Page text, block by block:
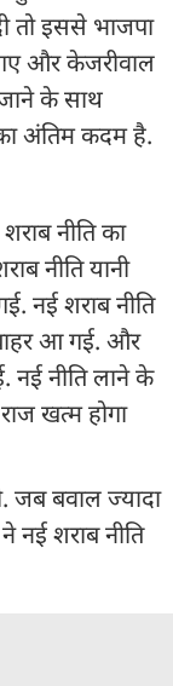
तो इससे भाजपा
और केजरीवाल
के साथ
अंतिम कदम है.
नीति का
नीति यानी
नई शराब नीति
आ गई. और
नई नीति लाने के
खत्म होगा
जब बवाल ज्यादा
नई शराब नीति